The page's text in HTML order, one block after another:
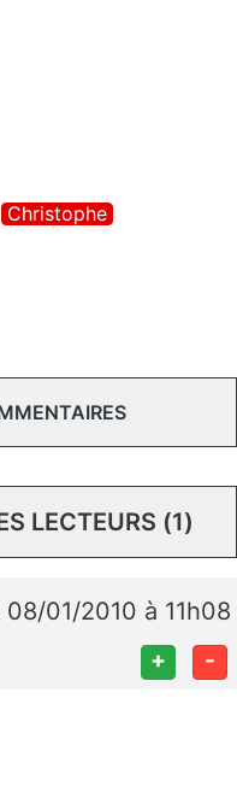
Christophe
LECTEURS (1)
08/01/2010 à 11h08
+ -